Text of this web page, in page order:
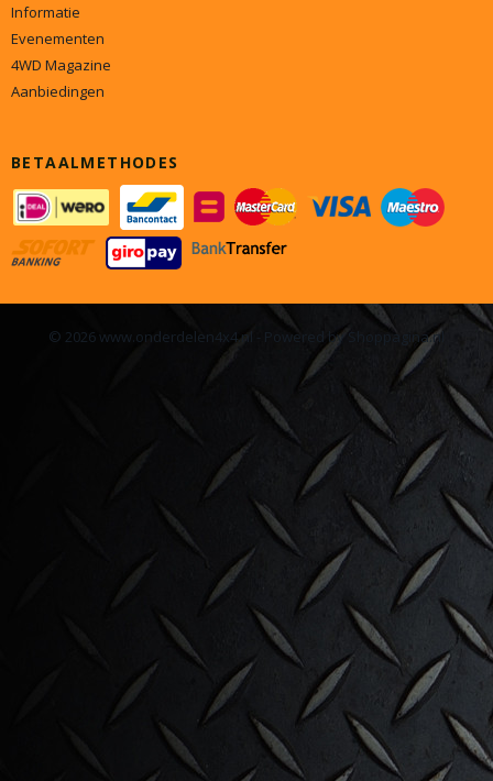
Informatie
Evenementen
4WD Magazine
Aanbiedingen
BETAALMETHODES
© 2026 www.onderdelen4x4.nl - Powered by Shoppagina.nl